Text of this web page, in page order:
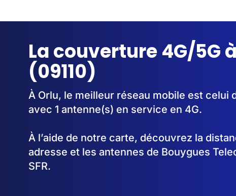
La couverture 4G/5G
(09110)
À Orlu, le meilleur réseau mobile est celui
avec 1 antenne(s) en service en 4G.
À l’aide de notre carte, découvrez la
adresse et les antennes de Bouygues
SFR.